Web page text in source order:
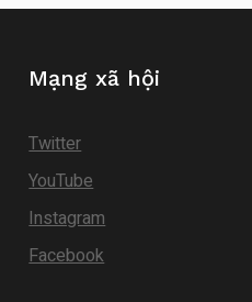
Mạng xã hội
Twitter
YouTube
Instagram
Facebook